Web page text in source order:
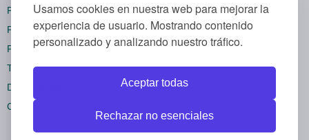
Usamos cookies en nuestra web para mejorar la
experiencia de usuario. Mostrando contenido
personalizado y analizando nuestro tráfico.
Aceptar todas
Rechazar no esenciales
Políticas de privacidad
Políticas de cookies
Políticas de reembolsos
Términos y condiciones
Darse de baja
Configuración cookies